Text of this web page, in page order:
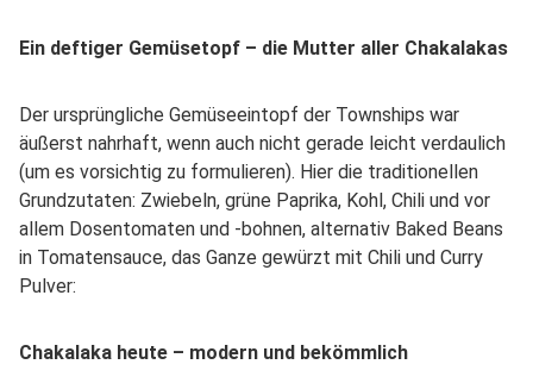
Ein deftiger Gemüsetopf – die Mutter aller Chakalakas
Der ursprüngliche Gemüseeintopf der Townships war
äußerst nahrhaft, wenn auch nicht gerade leicht verdaulich
(um es vorsichtig zu formulieren). Hier die traditionellen
Grundzutaten: Zwiebeln, grüne Paprika, Kohl, Chili und vor
allem Dosentomaten und -bohnen, alternativ Baked Beans
in Tomatensauce, das Ganze gewürzt mit Chili und Curry
Pulver:
Chakalaka heute – modern und bekömmlich